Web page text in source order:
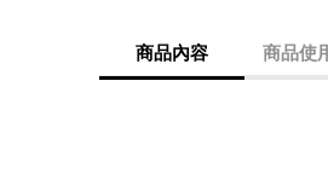
商品內容 商品使